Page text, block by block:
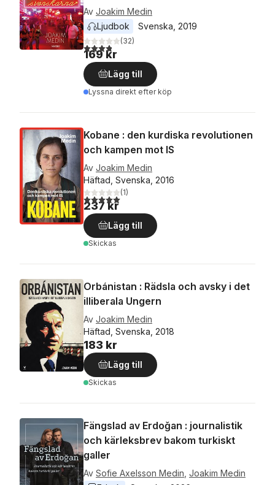
Av Joakim Medin
Ljudbok
Svenska 2019
3,8utav 5 stjärnor. Totalt antal röster:
(32)
169 kr
Lägg till
Lyssna direkt efter köp
Kobane : den kurdiska revolutionen
och kampen mot IS
Av Joakim Medin
Häftad, Svenska, 2016
5,0utav 5 stjärnor. Totalt antal röster:
(1)
237 kr
Lägg till
Skickas
Orbánistan : Rädsla och avsky i det
illiberala Ungern
Av Joakim Medin
Häftad, Svenska, 2018
183 kr
Lägg till
Skickas
Fängslad av Erdoǧan : journalistik
och kärleksbrev bakom turkiskt
galler
Av Sofie Axelsson Medin Joakim Medin